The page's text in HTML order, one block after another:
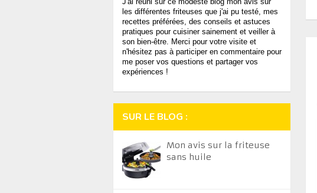
les différentes friteuses que j'ai pu testé, mes
recettes préférées, des conseils et astuces
pratiques pour cuisiner sainement et veiller à
son bien-être. Merci pour votre visite et
n'hésitez pas à participer en commentaire pour
me poser vos questions et partager vos
expériences !
SUR LE BLOG :
Mon avis sur la friteuse
sans huile